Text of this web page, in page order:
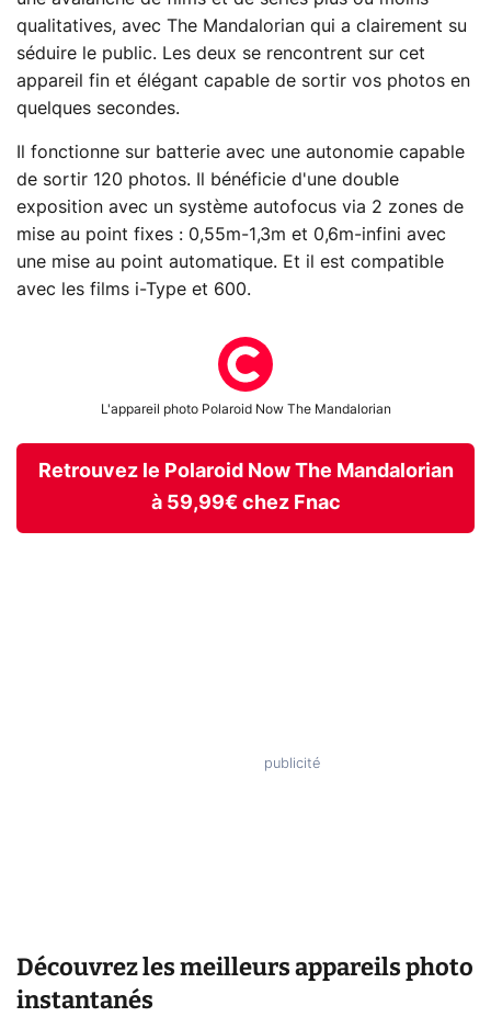
qualitatives, avec The Mandalorian qui a clairement su
séduire le public. Les deux se rencontrent sur cet
appareil fin et élégant capable de sortir vos photos en
quelques secondes.
Il fonctionne sur batterie avec une autonomie capable
de sortir 120 photos. Il bénéficie d'une double
exposition avec un système autofocus via 2 zones de
mise au point fixes : 0,55m-1,3m et 0,6m-infini avec
une mise au point automatique. Et il est compatible
avec les films i-Type et 600.
L'appareil photo Polaroid Now The Mandalorian
Retrouvez le Polaroid Now The Mandalorian
à 59,99€ chez Fnac
Découvrez les meilleurs appareils photo
instantanés